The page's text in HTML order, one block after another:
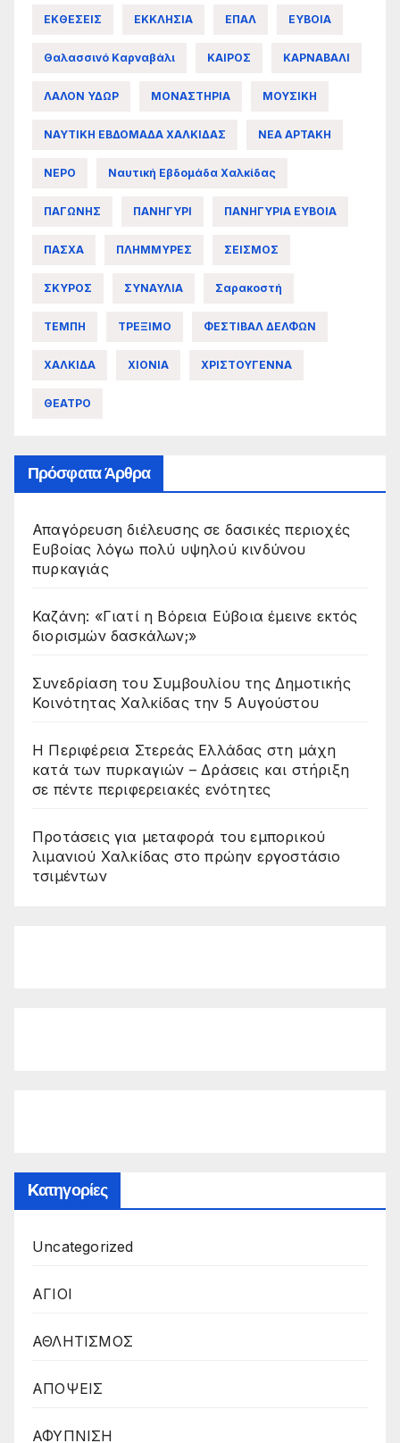
ΕΚΘΕΣΕΙΣ ΕΚΚΛΗΣΙΑ ΕΠΑΛ ΕΥΒΟΙΑ
Θαλασσινό Καρναβάλι ΚΑΙΡΟΣ ΚΑΡΝΑΒΑΛΙ
ΛΑΛΟΝ ΥΔΩΡ ΜΟΝΑΣΤΗΡΙΑ ΜΟΥΣΙΚΗ
ΝΑΥΤΙΚΗ ΕΒΔΟΜΑΔΑ ΧΑΛΚΙΔΑΣ ΝΕΑ ΑΡΤΑΚΗ
ΝΕΡΟ Ναυτική Εβδομάδα Χαλκίδας
ΠΑΓΩΝΗΣ ΠΑΝΗΓΥΡΙ ΠΑΝΗΓΥΡΙΑ ΕΥΒΟΙΑ
ΠΑΣΧΑ ΠΛΗΜΜΥΡΕΣ ΣΕΙΣΜΟΣ
ΣΚΥΡΟΣ ΣΥΝΑΥΛΙΑ Σαρακοστή
ΤΕΜΠΗ ΤΡΕΞΙΜΟ ΦΕΣΤΙΒΑΛ ΔΕΛΦΩΝ
ΧΑΛΚΙΔΑ ΧΙΟΝΙΑ ΧΡΙΣΤΟΥΓΕΝΝΑ
ΘΕΑΤΡΟ
Πρόσφατα Άρθρα
Απαγόρευση διέλευσης σε δασικές περιοχές
Ευβοίας λόγω πολύ υψηλού κινδύνου
πυρκαγιάς
Καζάνη: «Γιατί η Βόρεια Εύβοια έμεινε εκτός
διορισμών δασκάλων;»
Συνεδρίαση του Συμβουλίου της Δημοτικής
Κοινότητας Χαλκίδας την 5 Αυγούστου
Η Περιφέρεια Στερεάς Ελλάδας στη μάχη
κατά των πυρκαγιών – Δράσεις και στήριξη
σε πέντε περιφερειακές ενότητες
Προτάσεις για μεταφορά του εμπορικού
λιμανιού Χαλκίδας στο πρώην εργοστάσιο
τσιμέντων
Kατηγορίες
Uncategorized
ΑΓΙΟΙ
ΑΘΛΗΤΙΣΜΟΣ
ΑΠΟΨΕΙΣ
ΑΦΥΠΝΙΣΗ